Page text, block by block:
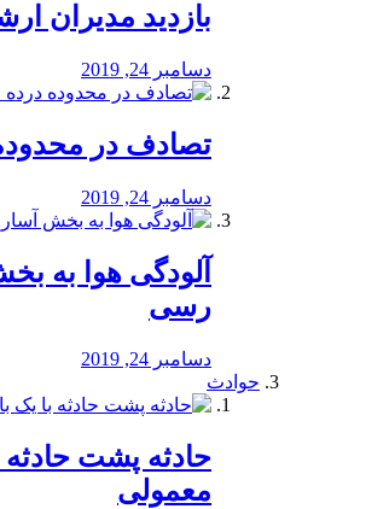
بازدید مدیران
دسامبر 24, 2019
تصادف در
دسامبر 24, 2019
آلودگی هوا به
رسی
دسامبر 24, 2019
حوادث
️حادثه پشت حادثه
معمولی